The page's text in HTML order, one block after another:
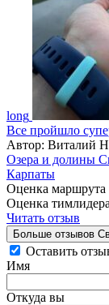
long
Все пройшло
Автор: Виталий
Озера и долины
Карпаты
Оценка маршрута
Оценка тимлидера
Читать отзыв
Больше отзывов
Оставить
Имя
Откуда вы